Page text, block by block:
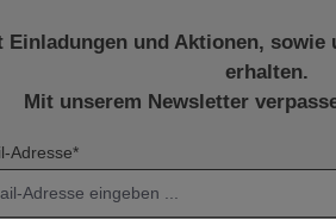
Einladungen und Aktionen, sowie
erhalten.
Mit unserem Newsletter
Adresse*